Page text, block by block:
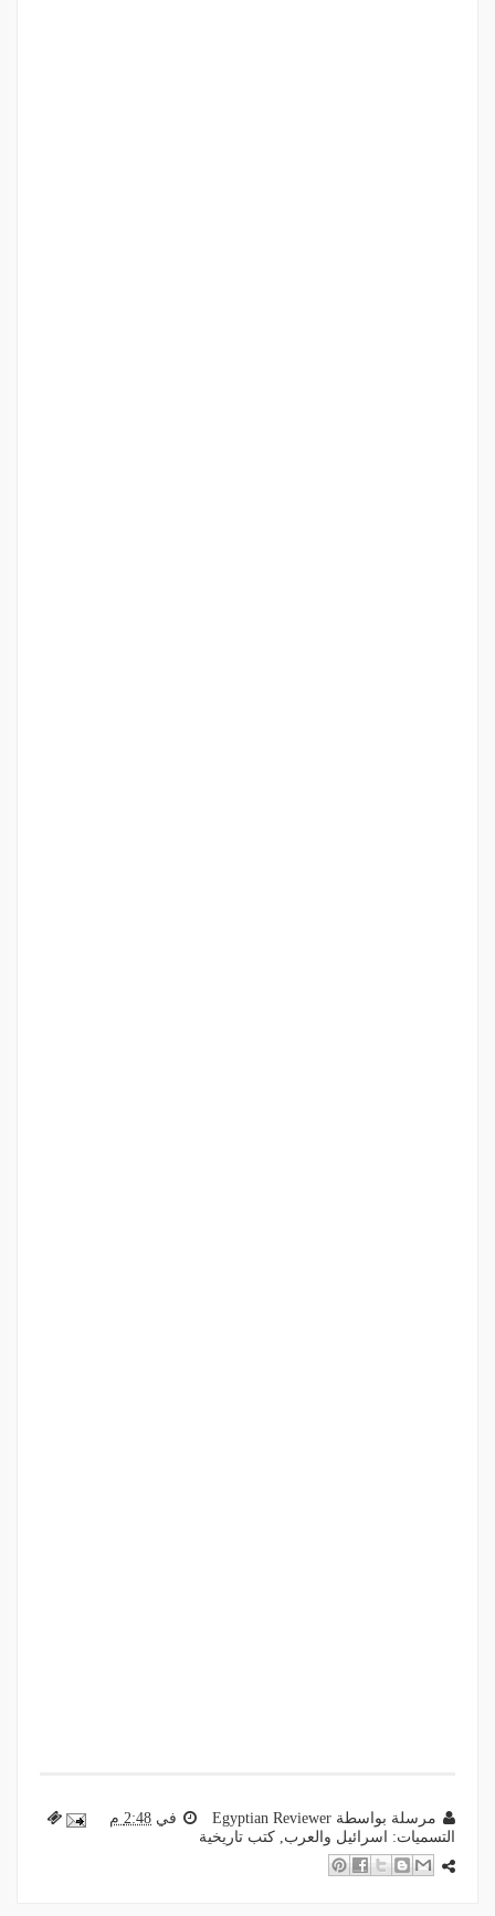
مرسلة بواسطة Egyptian Reviewer في 2:48 م
التسميات:
اسرائيل والعرب, كتب تاريخية